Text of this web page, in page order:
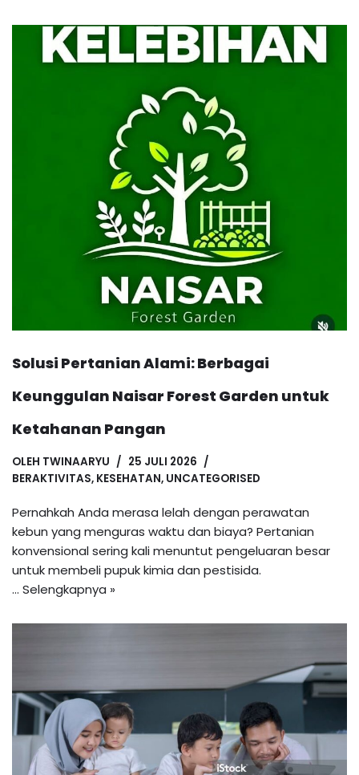
Solusi Pertanian Alami: Berbagai
Keunggulan Naisar Forest Garden untuk
Ketahanan Pangan
OLEH TWINAARYU
25 JULI 2026
BERAKTIVITAS, KESEHATAN, UNCATEGORISED
Pernahkah Anda merasa lelah dengan perawatan
kebun yang menguras waktu dan biaya? Pertanian
konvensional sering kali menuntut pengeluaran besar
untuk membeli pupuk kimia dan pestisida.
… Selengkapnya »